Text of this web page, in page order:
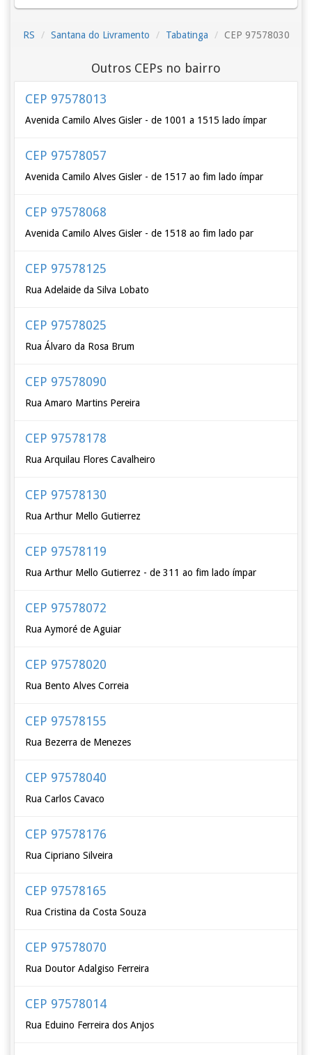
RS Santana do Livramento Tabatinga CEP 97578030
Outros CEPs no bairro
CEP 97578013
Avenida Camilo Alves Gisler - de 1001 a 1515 lado ímpar
CEP 97578057
Avenida Camilo Alves Gisler - de 1517 ao fim lado ímpar
CEP 97578068
Avenida Camilo Alves Gisler - de 1518 ao fim lado par
CEP 97578125
Rua Adelaide da Silva Lobato
CEP 97578025
Rua Álvaro da Rosa Brum
CEP 97578090
Rua Amaro Martins Pereira
CEP 97578178
Rua Arquilau Flores Cavalheiro
CEP 97578130
Rua Arthur Mello Gutierrez
CEP 97578119
Rua Arthur Mello Gutierrez - de 311 ao fim lado ímpar
CEP 97578072
Rua Aymoré de Aguiar
CEP 97578020
Rua Bento Alves Correia
CEP 97578155
Rua Bezerra de Menezes
CEP 97578040
Rua Carlos Cavaco
CEP 97578176
Rua Cipriano Silveira
CEP 97578165
Rua Cristina da Costa Souza
CEP 97578070
Rua Doutor Adalgiso Ferreira
CEP 97578014
Rua Eduino Ferreira dos Anjos